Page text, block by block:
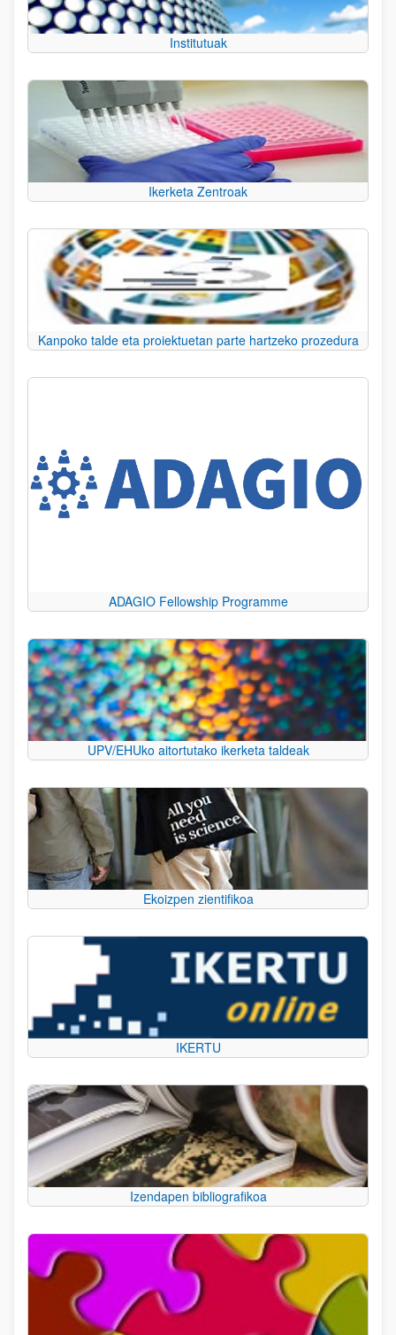
Institutuak
Ikerketa Zentroak
Kanpoko talde eta proiektuetan parte hartzeko prozedura
ADAGIO Fellowship Programme
UPV/EHUko aitortutako ikerketa taldeak
Ekoizpen zientifikoa
IKERTU
Izendapen bibliografikoa